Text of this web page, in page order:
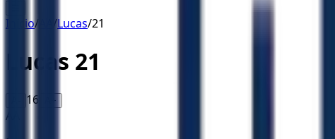
Início/ /Lucas/21
Lucas 21
16 A+
AA